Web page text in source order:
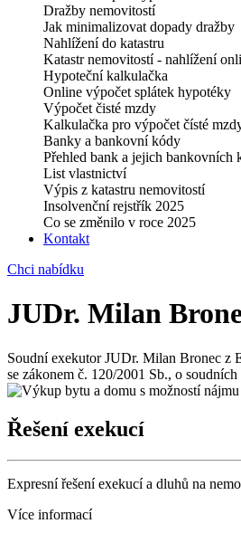
Dražby nemovitostí
Jak minimalizovat dopady dražby
Nahlížení do katastru
Katastr nemovitostí - nahlížení
Hypoteční kalkulačka
Online výpočet splátek hypotéky
Výpočet čisté mzdy
Kalkulačka pro výpočet čísté
Banky a bankovní kódy
Přehled bank a jejich bankovních
List vlastnictví
Výpis z katastru nemovitostí
Insolvenční rejstřík 2025
Co se změnilo v roce 2025
Kontakt
Chci nabídku
JUDr. Milan
Soudní exekutor JUDr. Milan Bronec z
se zákonem č. 120/2001 Sb., o
Řešení exekucí
Expresní řešení exekucí a dluhů na
Více informací